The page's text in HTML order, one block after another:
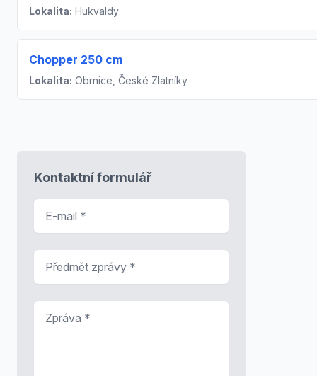
Lokalita: Hukvaldy
Chopper 250 cm
Lokalita: Obrnice, České Zlatníky
Kontaktní formulář